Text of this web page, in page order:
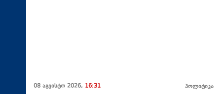
08 აგვისტო 2026, 16:31 პოლიტიკა